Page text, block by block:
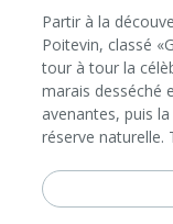
Partir à la
Poitevin, classé
tour à tour la
marais desséché
avenantes, puis
réserve naturelle.
Bienvenue dans
authentiques qui